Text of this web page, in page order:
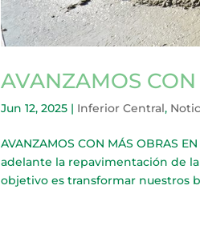
AVANZAMOS
Jun 12, 2025 | Inferior Central,
AVANZAMOS CON MÁS OBRAS
adelante la repavimentación de
objetivo es transformar nuestros